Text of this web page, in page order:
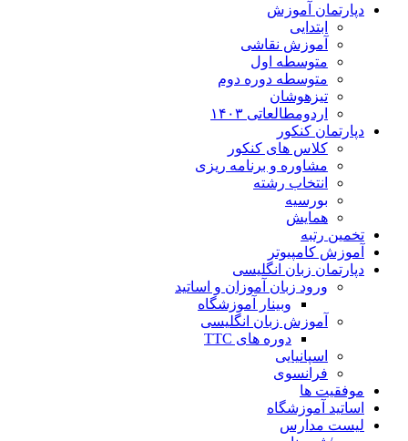
دپارتمان آموزش
ابتدایی
آموزش نقاشی
متوسطه اول
متوسطه دوره دوم
تیزهوشان
اردومطالعاتی ۱۴۰۳
دپارتمان کنکور
کلاس های کنکور
مشاوره و برنامه ریزی
انتخاب رشته
بورسیه
همایش
تخمین رتبه
آموزش کامپیوتر
دپارتمان زبان انگلیسی
ورود زبان آموزان و اساتید
وبینار آموزشگاه
آموزش زبان انگلیسی
دوره های TTC
اسپانیایی
فرانسوی
موفقیت ها
اساتید آموزشگاه
لیست مدارس